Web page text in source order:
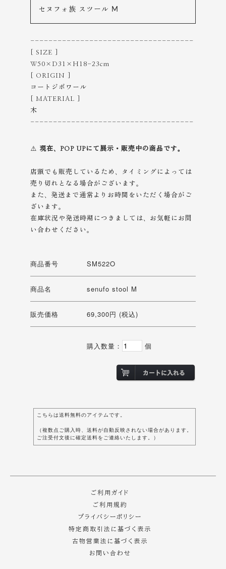
セヌフォ族 スツール M
------------------------------------
[ SIZE ]
W50×D31×H18-23cm
[ ORIGIN ]
コートジボワール
[ MATERIAL ]
木
------------------------------------
⚠️ 現在、POP UPにて展示・販売中の商品です。
店頭でも販売しているため、タイミングによっては
売り切れとなる場合がございます。
また、発送まで通常よりお時間をいただく場合がご
ざいます。
在庫状況や発送時期につきましては、お気軽にお問
い合わせください。
商品番号 SM522O
商品名 senufo stool M
販売価格 69,300円 (税込)
購入数量： 個
こちらは送料無料のアイテムです。
（複数点ご購入時、送料が自動反映されない場合があります。
ご注受付文後に確定送料をご連絡いたします。）
ご利用ガイド
ご利用規約
プライバシーポリシー
特定商取引法に基づく表示
古物営業法に基づく表示
お問い合わせ